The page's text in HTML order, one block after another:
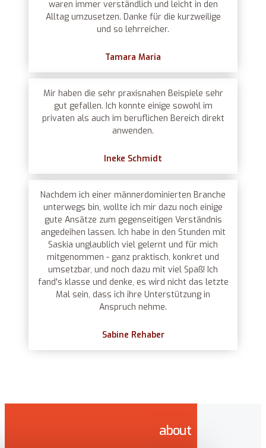
waren immer verständlich und leicht in den
Alltag umzusetzen. Danke für die kurzweilige
und so lehrreicher.
Tamara Maria
Mir haben die sehr praxisnahen Beispiele sehr
gut gefallen. Ich konnte einige sowohl im
privaten als auch im beruflichen Bereich direkt
anwenden.
Ineke Schmidt
Nachdem ich einer männerdominierten Branche
unterwegs bin, wollte ich mir dazu noch einige
gute Ansätze zum gegenseitigen Verständnis
angedeihen lassen. Ich habe in den Stunden mit
Saskia unglaublich viel gelernt und für mich
mitgenommen - ganz praktisch, konkret und
umsetzbar, und noch dazu mit viel Spaß! Ich
fand's klasse und denke, es wird nicht das letzte
Mal sein, dass ich ihre Unterstützung in
Anspruch nehme.
Sabine Rehaber
about